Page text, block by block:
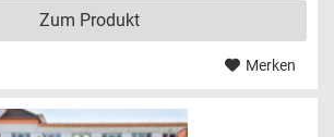
Ausführung verfügen die
Zum Produkt
Merken